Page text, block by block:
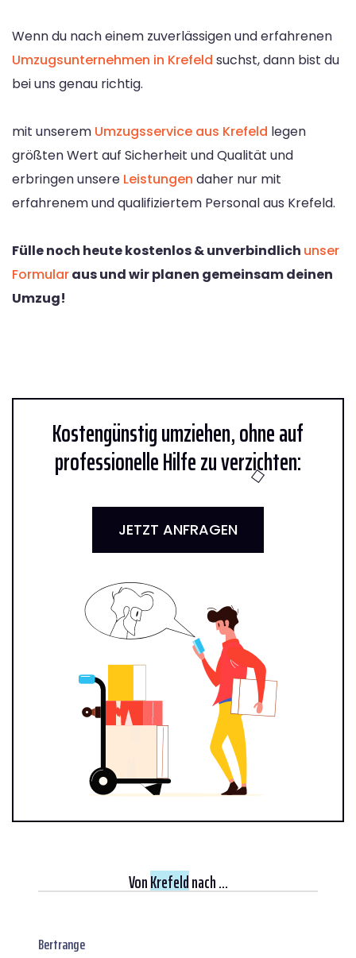
Wenn du nach einem zuverlässigen und erfahrenen
Umzugsunternehmen in Krefeld suchst, dann bist du
bei uns genau richtig.
mit unserem Umzugsservice aus Krefeld legen
größten Wert auf Sicherheit und Qualität und
erbringen unsere Leistungen daher nur mit
erfahrenem und qualifiziertem Personal aus Krefeld.
Fülle noch heute kostenlos & unverbindlich unser
Formularaus und wir planen gemeinsam deinen
Umzug!
Kostengünstig umziehen, ohne auf
professionelle Hilfe zu verzichten:
JETZT ANFRAGEN
VonKrefeldnach ...
Bertrange